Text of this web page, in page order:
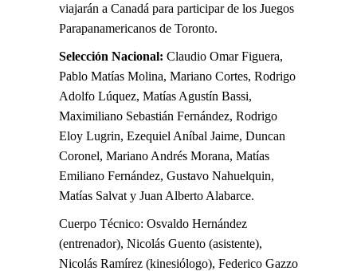
viajarán a Canadá para participar de los Juegos
Parapanamericanos de Toronto.
Selección Nacional: Claudio Omar Figuera,
Pablo Matías Molina, Mariano Cortes, Rodrigo
Adolfo Lúquez, Matías Agustín Bassi,
Maximiliano Sebastián Fernández, Rodrigo
Eloy Lugrin, Ezequiel Aníbal Jaime, Duncan
Coronel, Mariano Andrés Morana, Matías
Emiliano Fernández, Gustavo Nahuelquin,
Matías Salvat y Juan Alberto Alabarce.
Cuerpo Técnico: Osvaldo Hernández
(entrenador), Nicolás Guento (asistente),
Nicolás Ramírez (kinesiólogo), Federico Gazzo